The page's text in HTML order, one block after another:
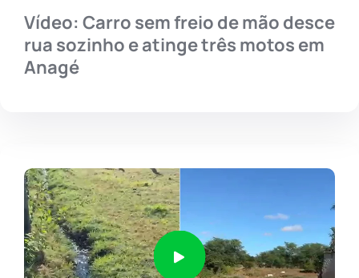
Vídeo: Carro sem freio de mão desce
rua sozinho e atinge três motos em
Anagé